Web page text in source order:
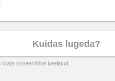
Kuidas lugeda?
kopeerimine keelatud.